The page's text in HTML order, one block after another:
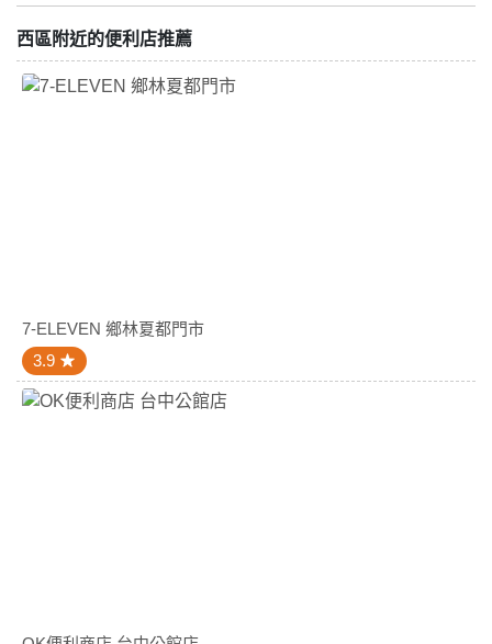
西區附近的便利店推薦
7-ELEVEN 鄉林夏都門市
3.9